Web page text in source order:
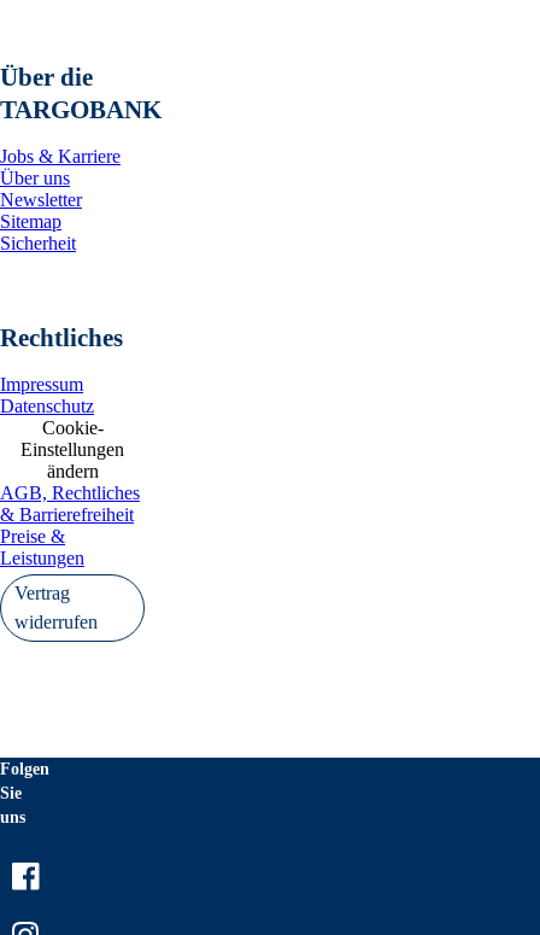
Über die
TARGOBANK
Jobs & Karriere
Über uns
Newsletter
Sitemap
Sicherheit
Rechtliches
Impressum
Datenschutz
Cookie-
Einstellungen
ändern
AGB, Rechtliches
& Barrierefreiheit
Preise &
Leistungen
Vertrag
widerrufen
Folgen
Sie
uns